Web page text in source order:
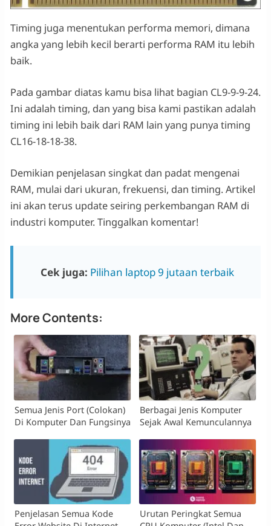
Timing juga menentukan performa memori, dimana
angka yang lebih kecil berarti performa RAM itu lebih
baik.
Pada gambar diatas kamu bisa lihat bagian CL9-9-9-24.
Ini adalah timing, dan yang bisa kami pastikan adalah
timing ini lebih baik dari RAM lain yang punya timing
CL16-18-18-38.
Demikian penjelasan singkat dan padat mengenai
RAM, mulai dari ukuran, frekuensi, dan timing. Artikel
ini akan terus update seiring perkembangan RAM di
industri komputer. Tinggalkan komentar!
Cek juga: Pilihan laptop 9 jutaan terbaik
More Contents:
Semua Jenis Port (colokan)
Di Komputer Dan Fungsinya
Berbagai Jenis Komputer
Sejak Awal Kemunculannya
Penjelasan Semua Kode
Urutan Peringkat Semua